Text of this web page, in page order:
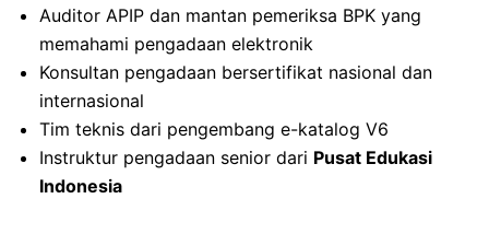
Auditor APIP dan mantan pemeriksa BPK yang
memahami pengadaan elektronik
Konsultan pengadaan bersertifikat nasional dan
internasional
Tim teknis dari pengembang e-katalog V6
Instruktur pengadaan senior dari Pusat Edukasi
Indonesia